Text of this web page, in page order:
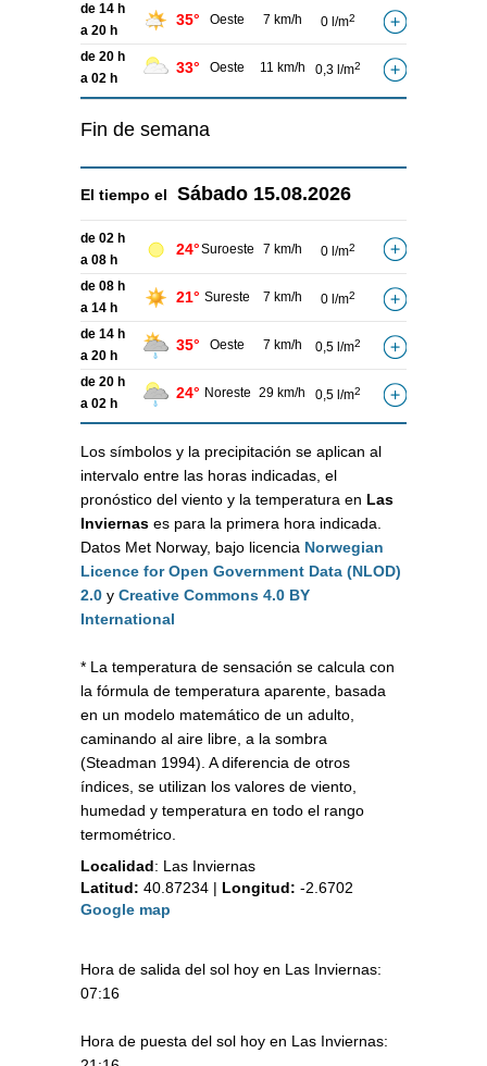
de 14 h
a 20 h
35° Oeste 7 km/h 0 l/m2
de 20 h
a 02 h
33° Oeste 11 km/h 0,3 l/m2
Fin de semana
El tiempo el Sábado 15.08.2026
de 02 h
a 08 h
24°Suroeste 7 km/h 0 l/m2
de 08 h
a 14 h
21° Sureste 7 km/h 0 l/m2
de 14 h
a 20 h
35° Oeste 7 km/h 0,5 l/m2
de 20 h
a 02 h
24° Noreste 29 km/h 0,5 l/m2
Los símbolos y la precipitación se aplican al
intervalo entre las horas indicadas, el
pronóstico del viento y la temperatura en Las
Inviernas es para la primera hora indicada.
Datos Met Norway, bajo licencia Norwegian
Licence for Open Government Data (NLOD)
2.0 y Creative Commons 4.0 BY
International
* La temperatura de sensación se calcula con
la fórmula de temperatura aparente, basada
en un modelo matemático de un adulto,
caminando al aire libre, a la sombra
(Steadman 1994). A diferencia de otros
índices, se utilizan los valores de viento,
humedad y temperatura en todo el rango
termométrico.
Localidad: Las Inviernas
Latitud: 40.87234 | Longitud: -2.6702
Google map
Hora de salida del sol hoy en Las Inviernas:
07:16
Hora de puesta del sol hoy en Las Inviernas: